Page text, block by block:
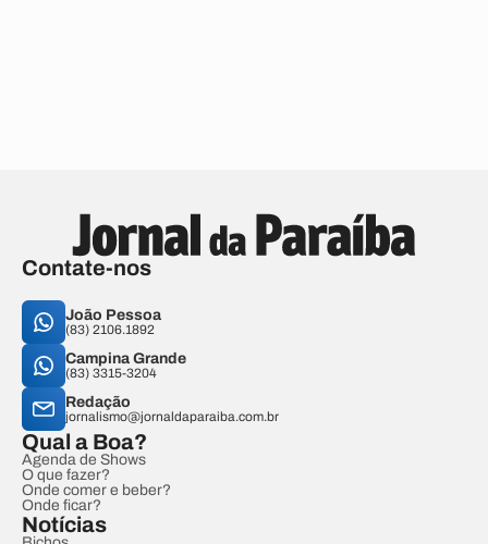
Contate-nos
João Pessoa
(83) 2106.1892
Campina Grande
(83) 3315-3204
Redação
jornalismo@jornaldaparaiba.com.br
Qual a Boa?
Agenda de Shows
O que fazer?
Onde comer e beber?
Onde ficar?
Notícias